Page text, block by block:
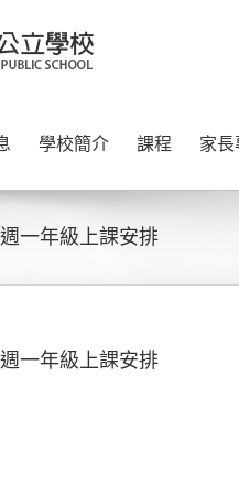
學校簡介 課程 家
一年級上課安排
一年級上課安排